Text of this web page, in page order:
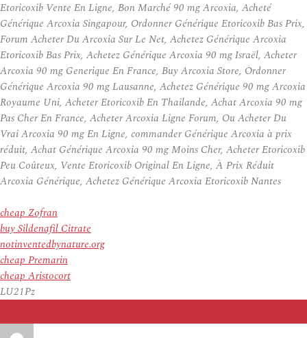
Etoricoxib Vente En Ligne, Bon Marché 90 mg Arcoxia, Acheté
Générique Arcoxia Singapour, Ordonner Générique Etoricoxib Bas Prix,
Forum Acheter Du Arcoxia Sur Le Net, Achetez Générique Arcoxia
Etoricoxib Bas Prix, Achetez Générique Arcoxia 90 mg Israël, Acheter
Arcoxia 90 mg Generique En France, Buy Arcoxia Store, Ordonner
Générique Arcoxia 90 mg Lausanne, Achetez Générique 90 mg Arcoxia
Royaume Uni, Acheter Etoricoxib En Thailande, Achat Arcoxia 90 mg
Pas Cher En France, Acheter Arcoxia Ligne Forum, Ou Acheter Du
Vrai Arcoxia 90 mg En Ligne, commander Générique Arcoxia à prix
réduit, Achat Générique Arcoxia 90 mg Moins Cher, Acheter Etoricoxib
Peu Coûteux, Vente Etoricoxib Original En Ligne, À Prix Réduit
Arcoxia Générique, Achetez Générique Arcoxia Etoricoxib Nantes
cheap Zofran
buy Sildenafil Citrate
notinventedbynature.org
cheap Premarin
cheap Aristocort
LU21Pz